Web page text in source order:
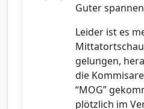
Guter
Leider ist es
gelungen,
die
“MOG”
plötzlich im